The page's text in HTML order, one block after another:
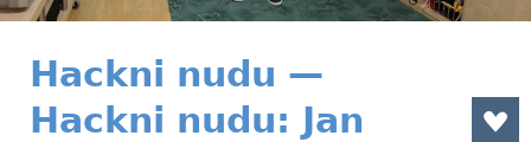
Hackni nudu —
Hackni nudu: Jan